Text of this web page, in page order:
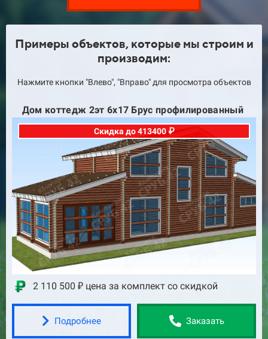
Примеры объектов, которые мы строим и
производим:
Нажмите кнопки "Влево", "Вправо" для просмотра объектов
Дом коттедж 16х18 Брус профилированный
Скидка до 515000 ₽
2 752 800 ₽ цена за комплект со скидкой
Подробнее Заказать